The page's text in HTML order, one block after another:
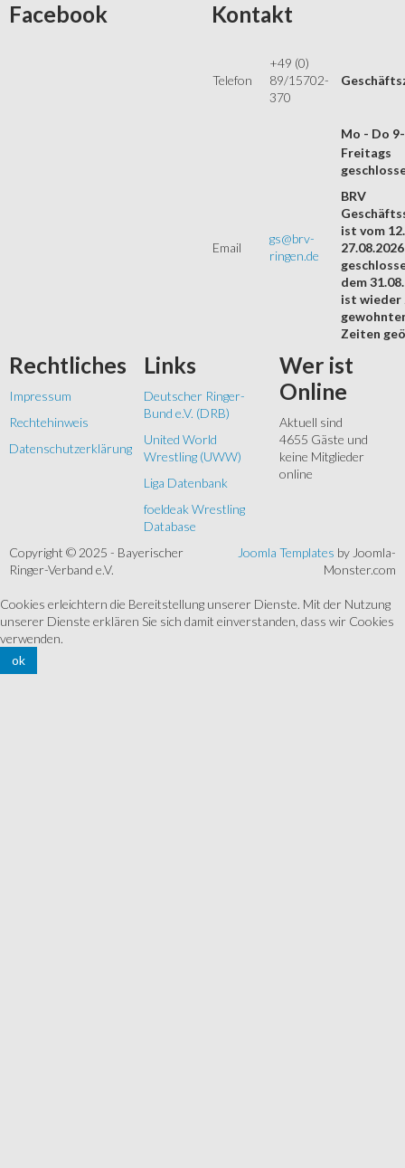
Facebook Kontakt
Telefon
+49 (0)
89/15702-
370
Mo - Do
Email
gs@brv-
ringen.de
Freitags
BRV
ist vom
27.08.2026
dem
ist wieder
Zeiten
Rechtliches
Impressum
Rechtehinweis
Datenschutzerklärung
Links
Deutscher Ringer-
Bund e.V. (DRB)
United World
Wrestling (UWW)
Liga Datenbank
foeldeak Wrestling
Database
Wer ist
Online
Aktuell sind
4655 Gäste und
keine Mitglieder
online
Copyright © 2025 - Bayerischer
Ringer-Verband e.V.
Joomla Templates by Joomla-
Monster.com
Cookies erleichtern die Bereitstellung unserer Dienste. Mit der Nutzung
unserer Dienste erklären Sie sich damit einverstanden, dass wir Cookies
verwenden.
ok